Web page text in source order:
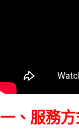
一、服務